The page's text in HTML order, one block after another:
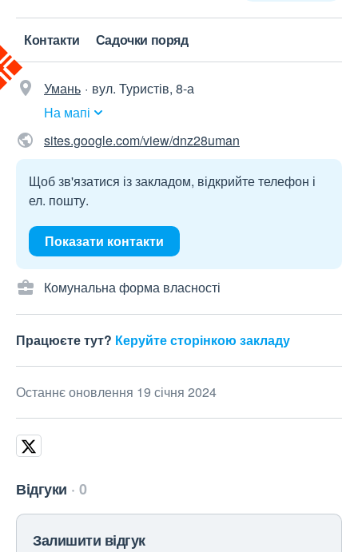
Контакти Садочки поряд
Умань
вул. Туристів, 8-а
На мапі
sites.google.com/view/dnz28uman
Щоб зв'язатися із закладом, відкрийте телефон і
ел. пошту.
Показати контакти
Комунальна форма власності
Працюєте тут? Керуйте сторінкою закладу
Останнє оновлення 19 січня 2024
Відгуки 0
Залишити відгук